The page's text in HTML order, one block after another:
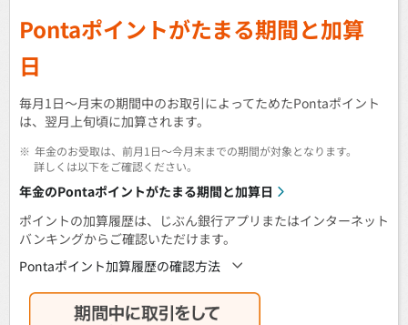
Pontaポイントがたまる期間と加算
日
毎月1日～月末の期間中のお取引によってためたPontaポイント
は、翌月上旬頃に加算されます。
※ 年金のお受取は、前月1日～今月末までの期間が対象となります。
詳しくは以下をご確認ください。
年金のPontaポイントがたまる期間と加算日
ポイントの加算履歴は、じぶん銀行アプリまたはインターネット
バンキングからご確認いただけます。
Pontaポイント加算履歴の確認方法